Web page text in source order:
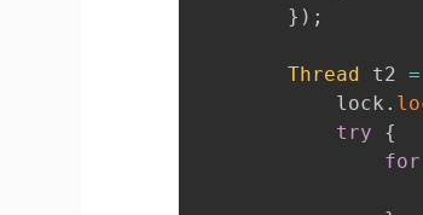
} ) ;
Thread t2 =
            lock
.
try
{
for